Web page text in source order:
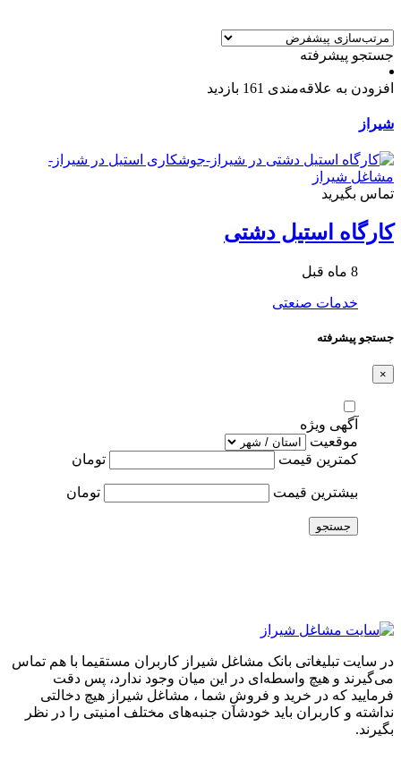
جستجو پیشرفته
افزودن به علاقه‌مندی 161 بازدید
شیراز
تماس بگیرید
کارگاه استیل دشتی
8 ماه قبل
خدمات صنعتی
جستجو پیشرفته
×
آگهی ویژه
موقعیت
کمترین قیمت
تومان
بیشترین قیمت تومان
جستجو
در سایت تبلیغاتی بانک مشاغل شیراز کاربران مستقیما با هم تماس
می‌گیرند و هیچ واسطه‌ای در این میان وجود ندارد، پس دقت
فرمایید که در خرید و فروشِ شما ، مشاغل شیراز هیچ دخالتی
نداشته و کاربران باید خودشان جنبه‌های مختلف امنیتی را در نظر
بگیرند.